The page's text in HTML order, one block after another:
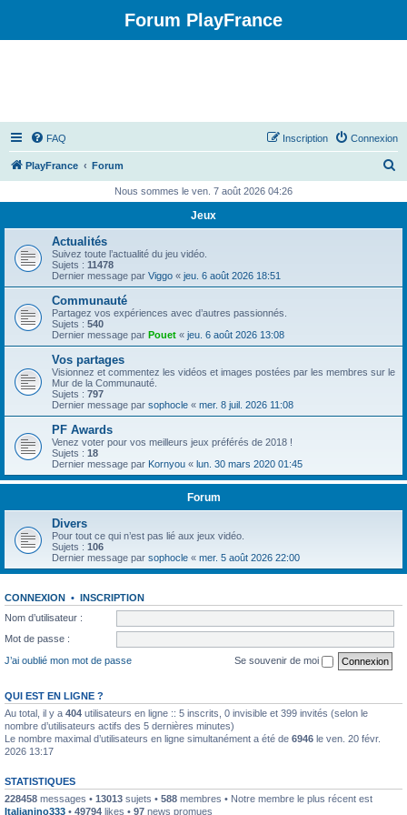
Forum PlayFrance
FAQ Connexion
Inscription
PlayFrance Forum
h
Nous sommes le ven. 7 août 2026 04:26
Jeux
Actualités
Suivez toute l’actualité du jeu vidéo.
Sujets : 11478
Dernier message par Viggo « jeu. 6 août 2026 18:51
Communauté
Partagez vos expériences avec d’autres passionnés.
Sujets : 540
Dernier message par Pouet « jeu. 6 août 2026 13:08
Vos partages
Visionnez et commentez les vidéos et images postées par les membres sur le
Mur de la Communauté.
Sujets : 797
Dernier message par sophocle « mer. 8 juil. 2026 11:08
PF Awards
Venez voter pour vos meilleurs jeux préférés de 2018 !
Sujets : 18
Dernier message par Kornyou « lun. 30 mars 2020 01:45
Forum
Divers
Pour tout ce qui n’est pas lié aux jeux vidéo.
Sujets : 106
Dernier message par sophocle « mer. 5 août 2026 22:00
CONNEXION • INSCRIPTION
Nom d’utilisateur :
Mot de passe :
J’ai oublié mon mot de passe
Se souvenir de moi
QUI EST EN LIGNE ?
Au total, il y a 404 utilisateurs en ligne :: 5 inscrits, 0 invisible et 399 invités (selon le
nombre d’utilisateurs actifs des 5 dernières minutes)
Le nombre maximal d’utilisateurs en ligne simultanément a été de 6946 le ven. 20 févr.
2026 13:17
STATISTIQUES
228458 messages • 13013 sujets • 588 membres • Notre membre le plus récent est
Italianino333 • 49794 likes • 97 news promues